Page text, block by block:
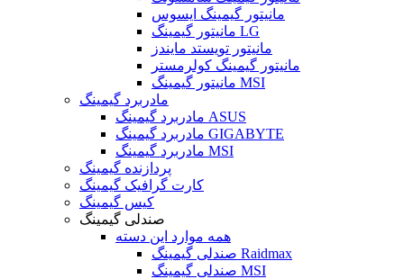
مانیتور گیمینگ ایسوس
مانیتور گیمینگ LG
مانیتور تویستد مایندز
مانیتور گیمینگ کولرمستر
مانیتور گیمینگ MSI
مادربرد گیمینگ
مادربرد گیمینگ ASUS
مادربرد گیمینگ GIGABYTE
مادربرد گیمینگ MSI
پردازنده گیمینگ
کارت گرافیک گیمینگ
کیس گیمینگ
صندلی گیمینگ
همه موارد این دسته
صندلی گیمینگ Raidmax
صندلی گیمینگ MSI